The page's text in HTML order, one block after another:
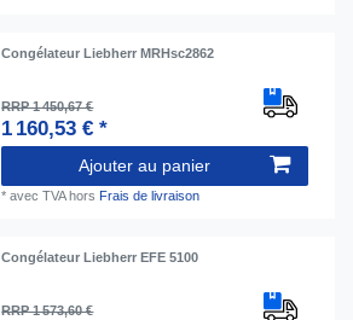
Congélateur Liebherr MRHsc2862
RRP 1 450,67 €
1 160,53 € *
Ajouter au panier
*avec TVAhors Frais de livraison
Congélateur Liebherr EFE 5100
RRP 1 573,60 €